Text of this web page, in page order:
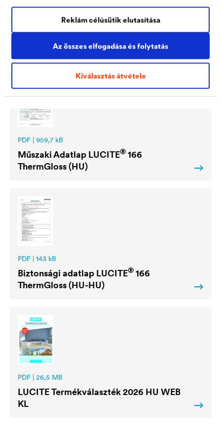
Az összes elfogadása és folytatás
Kiválasztás átvétele
Reklám célúsütik elutasítása
Letöltések
PDF | 959,7 kB
Műszaki Adatlap LUCITE® 166
ThermGloss (HU)
PDF | 143 kB
Biztonsági adatlap LUCITE® 166
ThermGloss (HU-HU)
PDF | 26,5 MB
LUCITETermékválaszték 2026 HU WEB
KL